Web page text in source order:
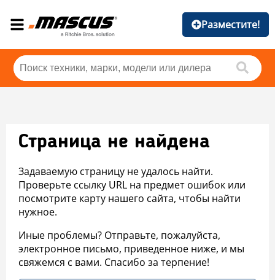
Разместите!
Страница не найдена
Задаваемую страницу не удалось найти.
Проверьте ссылку URL на предмет ошибок или
посмотрите карту нашего сайта, чтобы найти
нужное.
Иные проблемы? Отправьте, пожалуйста,
электронное письмо, приведенное ниже, и мы
свяжемся с вами. Спасибо за терпение!